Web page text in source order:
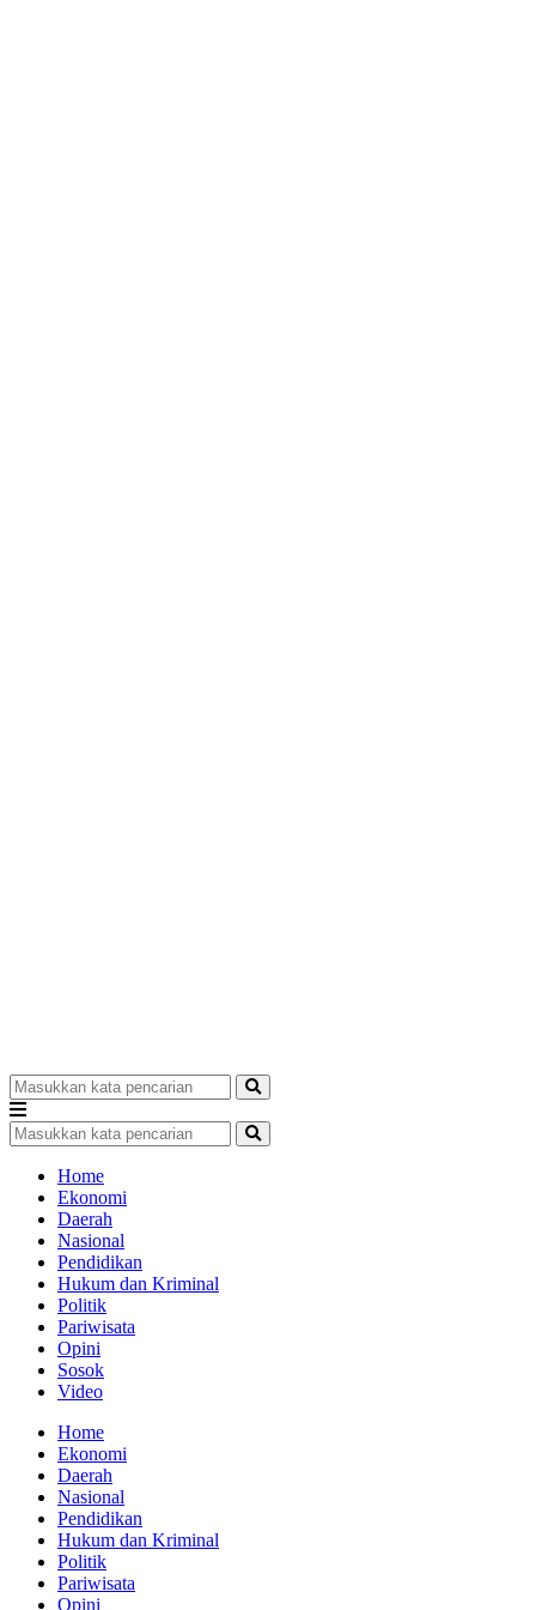
Home
Ekonomi
Daerah
Nasional
Pendidikan
Hukum dan Kriminal
Politik
Pariwisata
Opini
Sosok
Video
Home
Ekonomi
Daerah
Nasional
Pendidikan
Hukum dan Kriminal
Politik
Pariwisata
Opini